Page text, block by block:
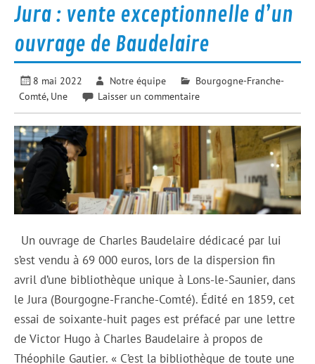
Jura : vente exceptionnelle d’un
ouvrage de Baudelaire
8 mai 2022 Notre équipe
Bourgogne-Franche-
Comté, Une Laisser un commentaire
Un ouvrage de Charles Baudelaire dédicacé par lui
s’est vendu à 69 000 euros, lors de la dispersion fin
avril d’une bibliothèque unique à Lons-le-Saunier, dans
le Jura (Bourgogne-Franche-Comté). Édité en 1859, cet
essai de soixante-huit pages est préfacé par une lettre
de Victor Hugo à Charles Baudelaire à propos de
Théophile Gautier. « C’est la bibliothèque de toute une